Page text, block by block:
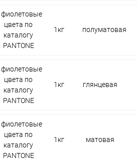
фиолетовые
цвета по
каталогу
PANTONE
1кг полуматовая
фиолетовые
цвета по
каталогу
PANTONE
1кг глянцевая
фиолетовые
цвета по
каталогу
PANTONE
1кг матовая